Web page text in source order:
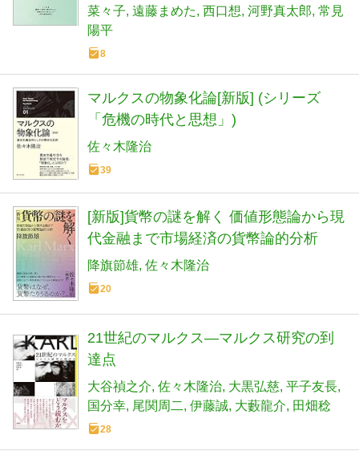
菜々子 遠藤まめた 西口想 河野真太郎 常見
陽平
8
マルクスの物象化論[新版] (シリーズ
「危機の時代と思想」)
佐々木隆治
39
[新版]貨幣の謎を解く 価値形態論から現
代金融まで市場経済の貨幣論的分析
降旗節雄 佐々木隆治
20
21世紀のマルクス―マルクス研究の到
達点
大谷禎之介 佐々木隆治 大黒弘慈 平子友長
国分幸 尾関周二 伊藤誠 大藪龍介 田畑稔
28